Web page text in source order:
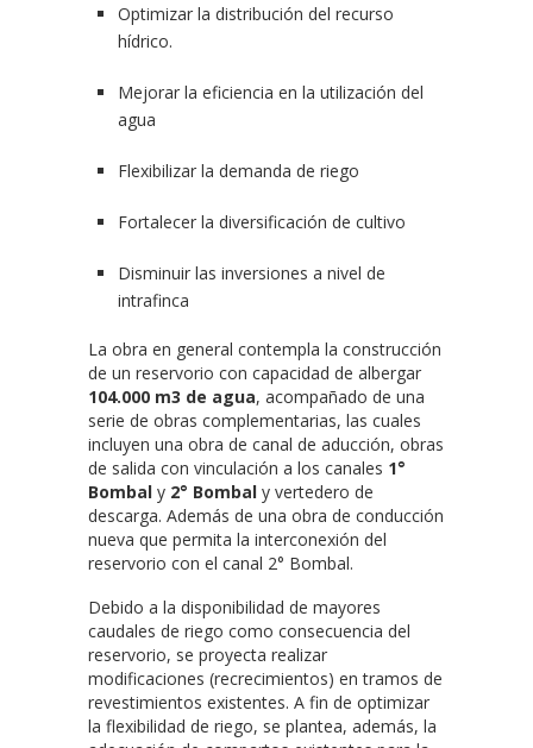
Optimizar la distribución del recurso
hídrico.
Mejorar la eficiencia en la utilización del
agua
Flexibilizar la demanda de riego
Fortalecer la diversificación de cultivo
Disminuir las inversiones a nivel de
intrafinca
La obra en general contempla la construcción
de un reservorio con capacidad de albergar
104.000 m3 de agua, acompañado de una
serie de obras complementarias, las cuales
incluyen una obra de canal de aducción, obras
de salida con vinculación a los canales 1°
Bombal y 2° Bombal y vertedero de
descarga. Además de una obra de conducción
nueva que permita la interconexión del
reservorio con el canal 2° Bombal.
Debido a la disponibilidad de mayores
caudales de riego como consecuencia del
reservorio, se proyecta realizar
modificaciones (recrecimientos) en tramos de
revestimientos existentes. A fin de optimizar
la flexibilidad de riego, se plantea, además, la